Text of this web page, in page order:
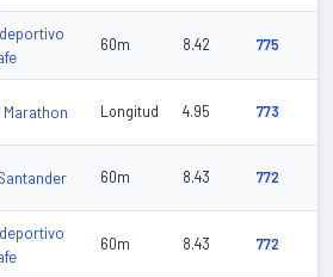
60m 8.42 775
Marathon Longitud 4.95 773
60m 8.43 772
60m 8.43 772